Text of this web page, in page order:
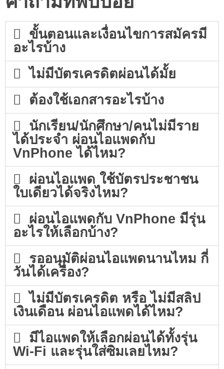
ขั้นตอนและเงื่อนไขการสมัครมี
อะไรบ้าง
ไม่มีบัตรเครดิตผ่อนได้มั้ย
ต้องใช้เอกสารอะไรบ้าง
นักเรียน/นักศึกษา/คนไม่มีราย
ได้ประจำ ผ่อนไอแพดกับ
VnPhone ได้ไหม?
ผ่อนไอแพด ใช้บัตรประชาชน
ใบเดียวได้จริงไหม?
ผ่อนไอแพดกับ VnPhone มีรุ่น
อะไรให้เลือกบ้าง?
รออนุมัติผ่อนไอแพดนานไหม กี่
วันได้เครื่อง?
ไม่มีบัตรเครดิต หรือ ไม่มีสลิป
เงินเดือน ผ่อนไอแพดได้ไหม?
มีไอแพดให้เลือกผ่อนได้ทั้งรุ่น
Wi-Fi และรุ่นใส่ซิมเลยไหม?